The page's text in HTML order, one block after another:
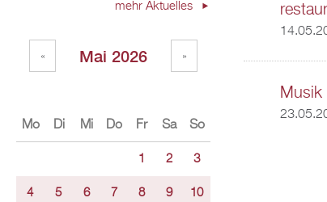
Musik
mehr Aktuelles
Mai 2026
« »
Mo Di Mi Do Fr Sa So
1 2 3
4 5 6 7 8 9 10